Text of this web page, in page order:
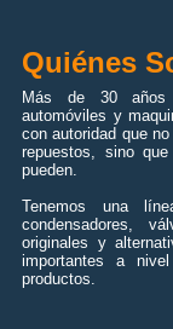
Quiénes
Más de 30 años
automóviles y
con autoridad que
repuestos, sino
pueden.
Tenemos una
condensadores,
originales y
importantes a
productos.